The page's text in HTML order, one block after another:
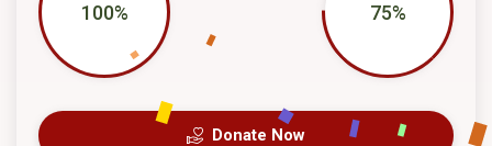
75%
100%
Donate Now